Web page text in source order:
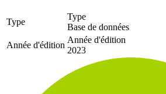
Type
Type
Base de données
Année d'édition
Année d'édition
2023